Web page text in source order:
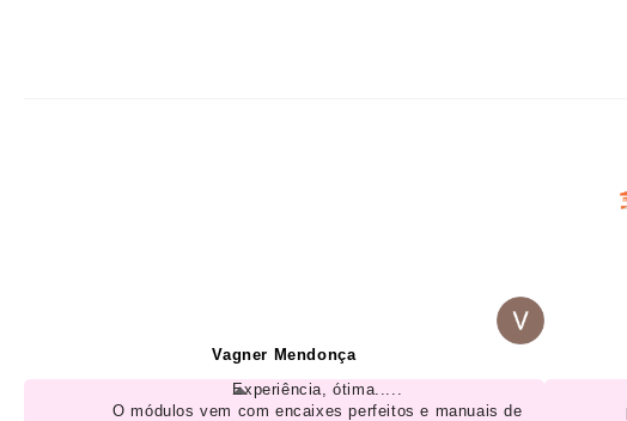
Vagner Mendonça
Experiência, ótima.....
O módulos vem com encaixes perfeitos e manuais de